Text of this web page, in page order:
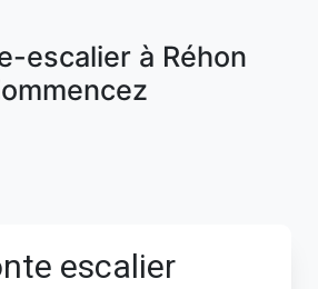
escalier à Réhon
escalier